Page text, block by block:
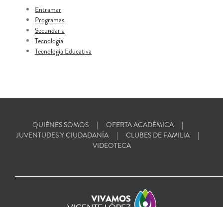
Entramar
Programas
Secundaria
Tecnología
Tecnología Educativa
QUIÉNES SOMOS
OFERTA ACADÉMICA
JUVENTUDES Y CIUDADANÍA
CLUBES DE FAMILIA
VIDEOTECA